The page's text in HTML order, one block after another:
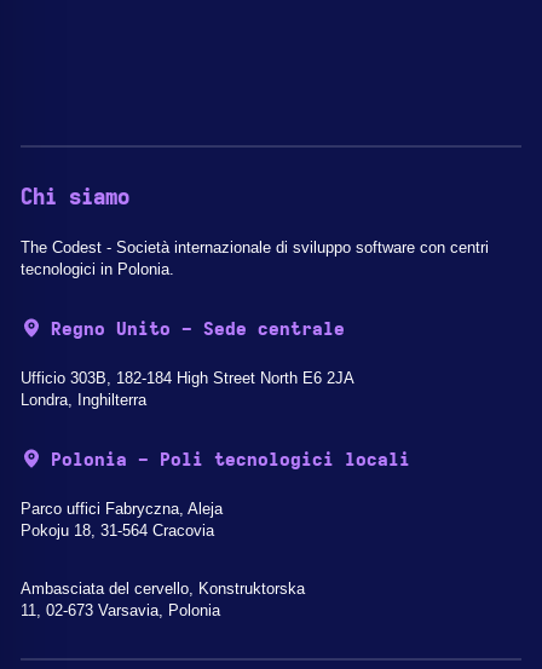
Chi siamo
The Codest - Società internazionale di sviluppo software con centri
tecnologici in Polonia.
Regno Unito - Sede centrale
Ufficio 303B, 182-184 High Street North E6 2JA
Londra, Inghilterra
Polonia - Poli tecnologici locali
Parco uffici Fabryczna, Aleja
Pokoju 18, 31-564 Cracovia
Ambasciata del cervello, Konstruktorska
11, 02-673 Varsavia, Polonia